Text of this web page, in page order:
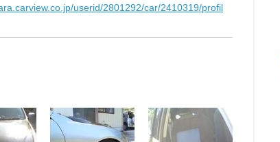
userid/2801292/car/2410319/profil